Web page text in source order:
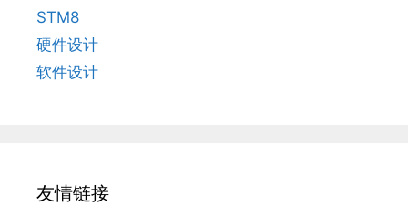
STM8
硬件设计
软件设计
友情链接